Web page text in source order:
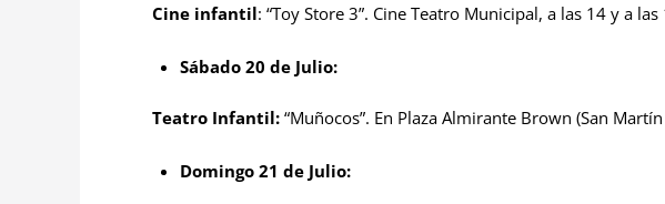
Cine infantil: “Toy Store 3”. Cine Teatro Municipal, a las 14 y a las
Sábado 20 de Julio:
Teatro Infantil: “Muñocos”. En Plaza Almirante Brown (San
Domingo 21 de Julio: